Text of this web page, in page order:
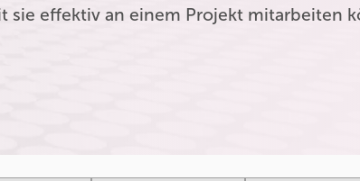
sie effektiv an einem Projekt mitarbeiten